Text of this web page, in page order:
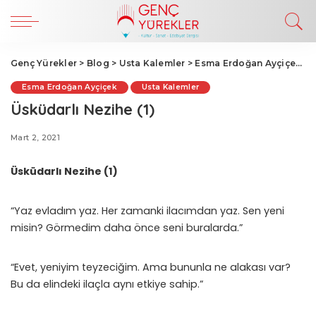
Genç Yürekler > Blog > Usta Kalemler > Esma Erdoğan Ayçiçek >
Esma Erdoğan Ayçiçek Usta Kalemler
Üsküdarlı Nezihe (1)
Mart 2, 2021
Üsküdarlı Nezihe (1)
“Yaz evladım yaz. Her zamanki ilacımdan yaz. Sen yeni
misin? Görmedim daha önce seni buralarda.”
“Evet, yeniyim teyzeciğim. Ama bununla ne alakası var?
Bu da elindeki ilaçla aynı etkiye sahip.”